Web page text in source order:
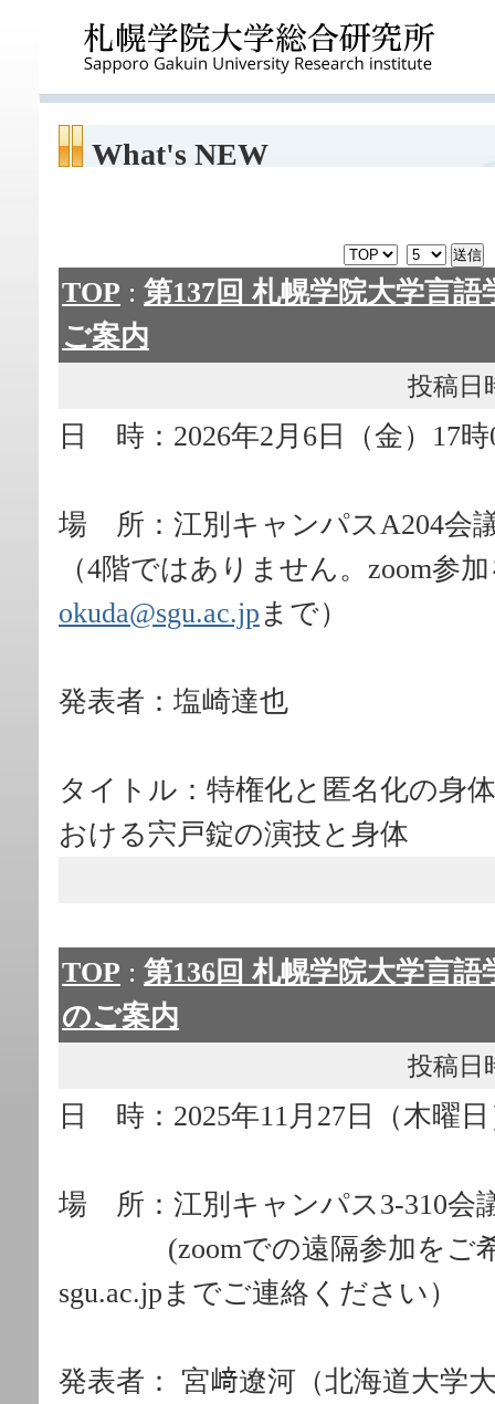
What's NEW
TOP : 第137回 札幌学院大学言
ご案内
投稿日
日 時：2026年2月6日（金）17時
場 所：江別キャンパスA204会
（4階ではありません。zoom参
okuda@sgu.ac.jp まで）
発表者：塩崎達也
タイトル：特権化と匿名化の身
おける宍戸錠の演技と身体
TOP : 第136回 札幌学院大学言
のご案内
投稿日
日 時：2025年11月27日（木曜日
場 所：江別キャンパス3-310会
(zoomでの遠隔参加をご希
sgu.ac.jpまでご連絡ください）
発表者： 宮﨑遼河（北海道大学